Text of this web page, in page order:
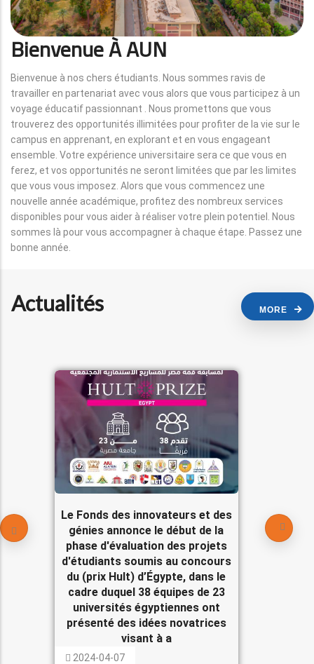
Bienvenue À AUN
Bienvenue à nos chers étudiants. Nous sommes ravis de
travailler en partenariat avec vous alors que vous participez à un
voyage éducatif passionnant . Nous promettons que vous
trouverez des opportunités illimitées pour profiter de la vie sur le
campus en apprenant, en explorant et en vous engageant
ensemble. Votre expérience universitaire sera ce que vous en
ferez, et vos opportunités ne seront limitées que par les limites
que vous vous imposez. Alors que vous commencez une
nouvelle année académique, profitez des nombreux services
disponibles pour vous aider à réaliser votre plein potentiel. Nous
sommes là pour vous accompagner à chaque étape. Passez une
bonne année.
Actualités MORE
Le Fonds des innovateurs et des
génies annonce le début de la
phase d'évaluation des projets
d'étudiants soumis au concours
du (prix Hult) d’Égypte, dans le
cadre duquel 38 équipes de 23
universités égyptiennes ont
présenté des idées novatrices
visant à a
2024-04-07